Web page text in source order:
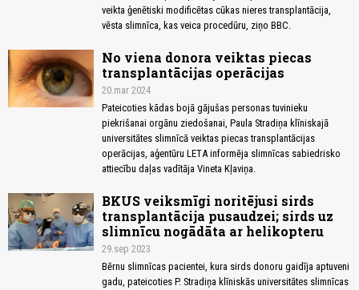
veikta ģenētiski modificētas cūkas nieres transplantācija,
vēsta slimnīca, kas veica procedūru, ziņo BBC.
No viena donora veiktas piecas
transplantācijas operācijas
20.mar 2024
Pateicoties kādas bojā gājušas personas tuvinieku
piekrišanai orgānu ziedošanai, Paula Stradiņa klīniskajā
universitātes slimnīcā veiktas piecas transplantācijas
operācijas, aģentūru LETA informēja slimnīcas sabiedrisko
attiecību daļas vadītāja Vineta Kļaviņa.
BKUS veiksmīgi noritējusi sirds
transplantācija pusaudzei; sirds uz
slimnīcu nogādāta ar helikopteru
29.sep 2023
Bērnu slimnīcas pacientei, kura sirds donoru gaidīja aptuveni
gadu, pateicoties P. Stradiņa klīniskās universitātes slimnīcas